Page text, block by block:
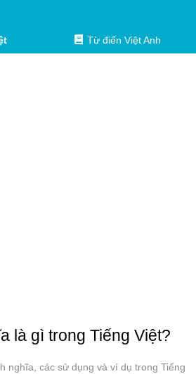
Từ điển Việt Anh
là gì trong Tiếng Việt?
nghĩa, các sử dụng và ví dụ trong Tiếng